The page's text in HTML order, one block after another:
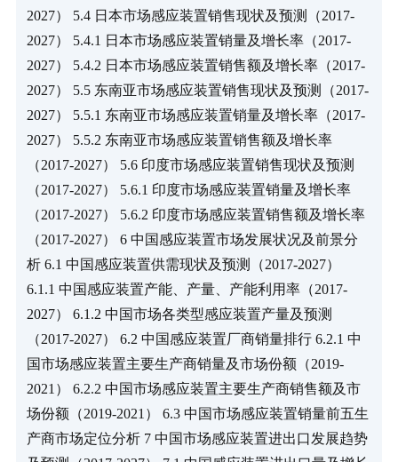
2027） 5.4 日本市场感应装置销售现状及预测（2017-
2027） 5.4.1 日本市场感应装置销量及增长率（2017-
2027） 5.4.2 日本市场感应装置销售额及增长率（2017-
2027） 5.5 东南亚市场感应装置销售现状及预测（2017-
2027） 5.5.1 东南亚市场感应装置销量及增长率（2017-
2027） 5.5.2 东南亚市场感应装置销售额及增长率
（2017-2027） 5.6 印度市场感应装置销售现状及预测
（2017-2027） 5.6.1 印度市场感应装置销量及增长率
（2017-2027） 5.6.2 印度市场感应装置销售额及增长率
（2017-2027） 6 中国感应装置市场发展状况及前景分
析 6.1 中国感应装置供需现状及预测（2017-2027）
6.1.1 中国感应装置产能、产量、产能利用率（2017-
2027） 6.1.2 中国市场各类型感应装置产量及预测
（2017-2027） 6.2 中国感应装置厂商销量排行 6.2.1 中
国市场感应装置主要生产商销量及市场份额（2019-
2021） 6.2.2 中国市场感应装置主要生产商销售额及市
场份额（2019-2021） 6.3 中国市场感应装置销量前五生
产商市场定位分析 7 中国市场感应装置进出口发展趋势